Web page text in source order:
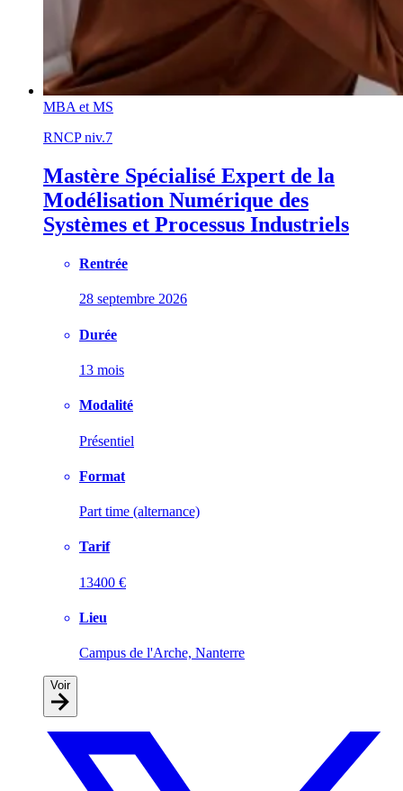
MBA et MS
RNCP niv.7
Mastère Spécialisé Expert de la
Modélisation Numérique des
Systèmes et Processus Industriels
Rentrée
28 septembre 2026
Durée
13 mois
Modalité
Présentiel
Format
Part time (alternance)
Tarif
13400 €
Lieu
Campus de l'Arche, Nanterre
Voir